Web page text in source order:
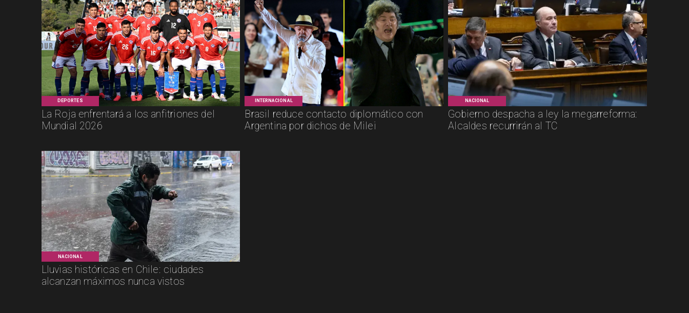
DEPORTES
La Roja enfrentará a los anfitriones del
Mundial 2026
INTERNACIONAL
Brasil reduce contacto diplomático con
Argentina por dichos de Milei
NACIONAL
Gobierno despacha a ley la megarreforma:
Alcaldes recurrirán al TC
NACIONAL
Lluvias históricas en Chile: ciudades
alcanzan máximos nunca vistos